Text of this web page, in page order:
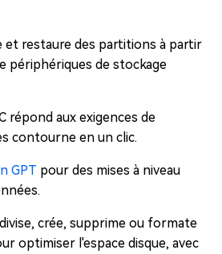
et restaure des partitions à partir
périphériques de stockage
répond aux exigences de
contourne en un clic.
GPT pour des mises à niveau
crée, supprime ou formate
optimiser l'espace disque, avec